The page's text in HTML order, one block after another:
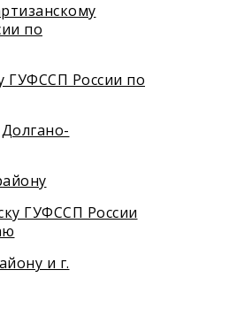
по
ГУФССП России по
ГУФССП России
и г.